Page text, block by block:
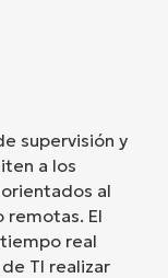
supervisión y
a los
al
remotas. El
real
TI realizar